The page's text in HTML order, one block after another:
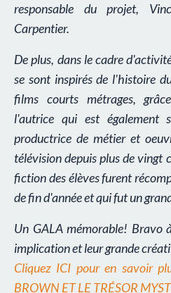
responsable du projet,
Carpentier.
De plus, dans le cadre
se sont inspirés de l'histoire
films courts métrages,
l'autrice qui est également
productrice de métier et
télévision depuis plus de vingt
fiction des élèves furent
de fin d'année et qui fut un
Un GALA mémorable! Bravo
implication et leur grande
Cliquez ICI pour en savoir
BROWN ET LE TRÉSOR